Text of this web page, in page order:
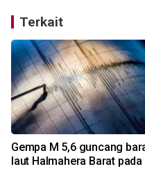
Terkait
Gempa M 5,6 guncang
laut Halmahera Barat pada